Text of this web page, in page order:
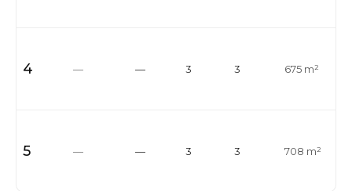
4 — — 3 3 675 m²
5 — — 3 3 708 m²